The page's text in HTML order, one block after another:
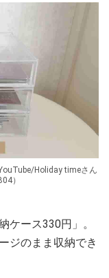
Holiday timeさん
）
ケース330円」。
ジのまま収納でき